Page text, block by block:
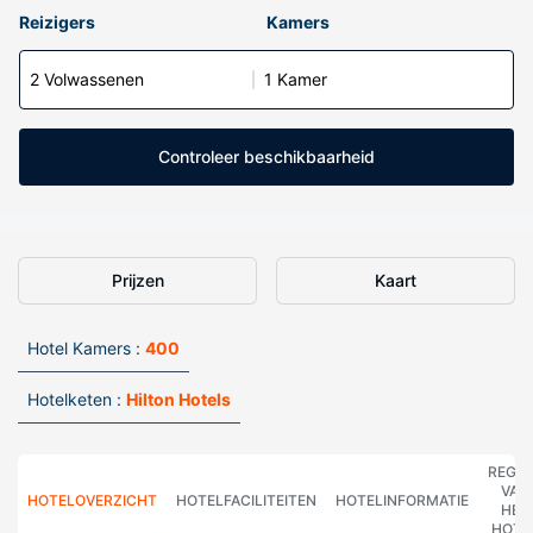
Reizigers Kamers
2 Volwassenen 1 Kamer
Controleer beschikbaarheid
Prijzen Kaart
Hotel Kamers : 400
Hotelketen : Hilton Hotels
HOTELOVERZICHT HOTELFACILITEITEN HOTELINFORMATIE
VAN
HET